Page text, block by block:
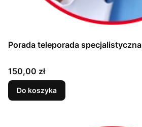
Porada teleporada specjalistyczna
Cena
150,00 zł
Do koszyka